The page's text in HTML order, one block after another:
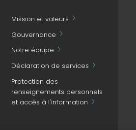
Mission et valeurs
Gouvernance
Notre équipe
Déclaration de services
Protection des
renseignements personnels
et accès à l'information